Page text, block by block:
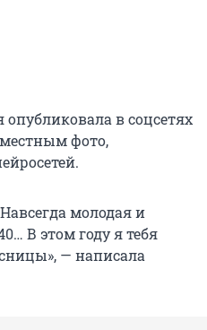
в соцсетях
фото,
молодая и
В этом году я тебя
— написала